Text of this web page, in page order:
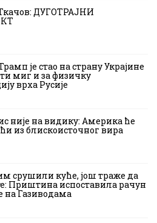
ДУГОТРАЈНИ
је стао на страну Украјине
миг и за физичку
врха Русије
није на видику: Америка ће
из блискоисточног вира
срушили куће, још траже да
Приштина испоставила рачун
на Газиводама